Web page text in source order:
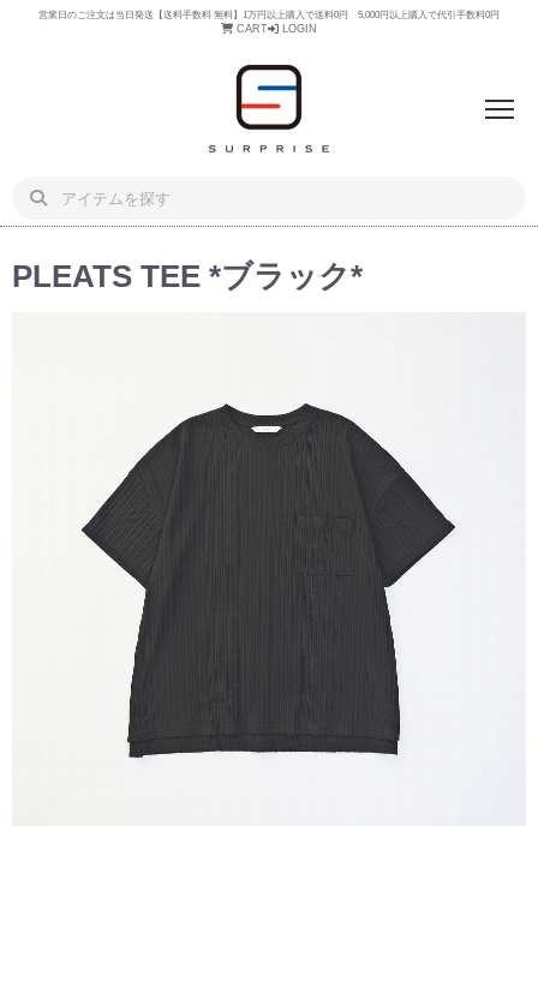
営業日のご注文は当日発送【送料手数料 無料】1万円以上購入で送料0円 5,000円以上購入で代引手数料0円
CART LOGIN
PLEATS TEE *ブラック*